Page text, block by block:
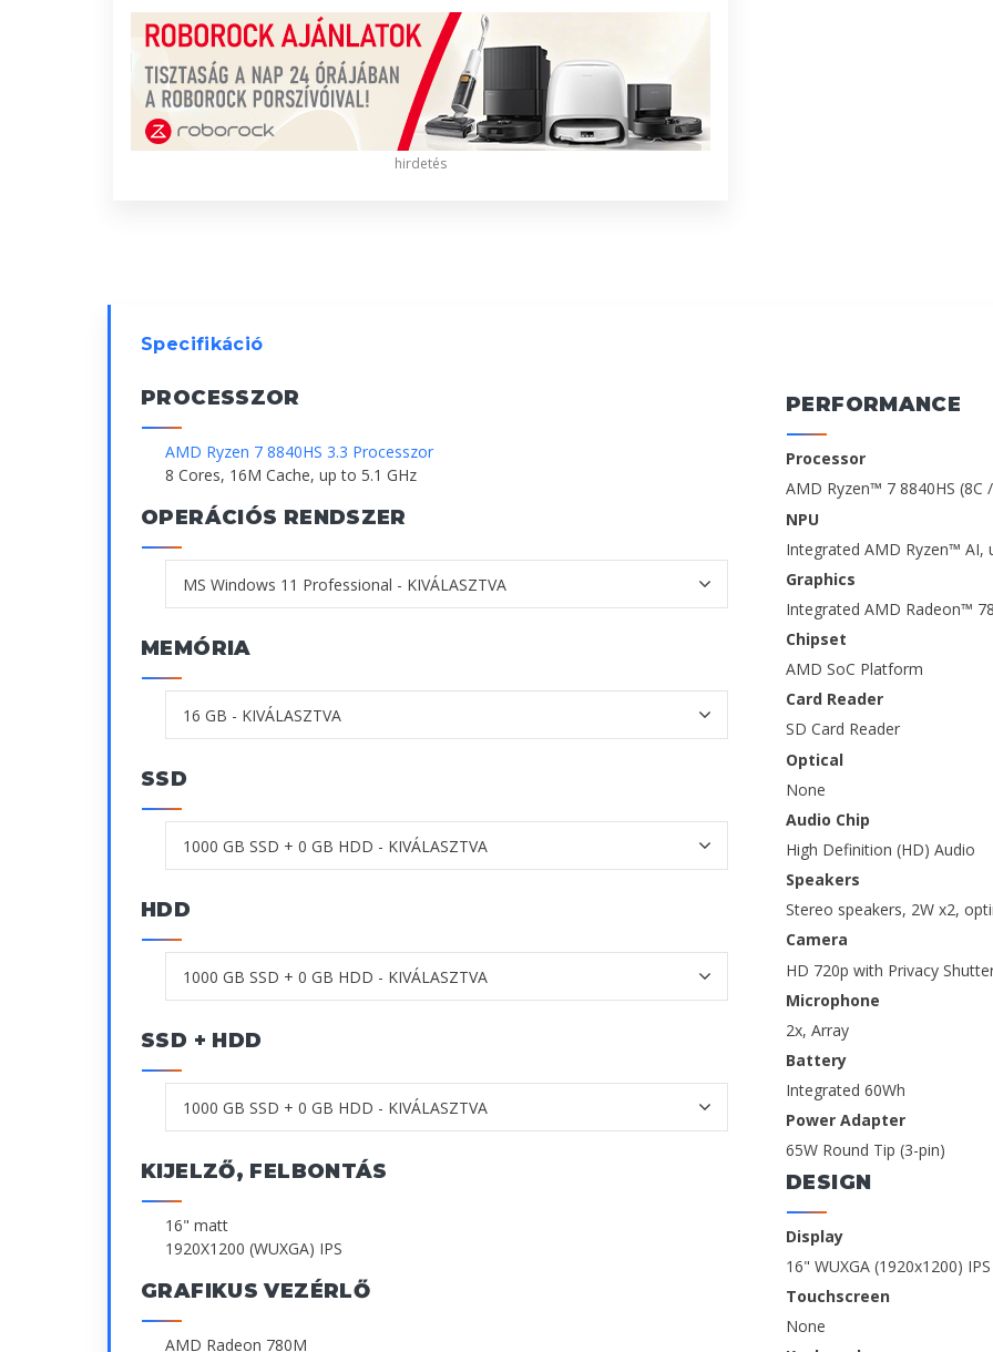
hirdetés
Specifikáció
PROCESSZOR
AMD Ryzen 7 8840HS 3.3 Processzor
8 Cores, 16M Cache, up to 5.1 GHz
OPERÁCIÓS RENDSZER
MEMÓRIA
SSD
HDD
SSD + HDD
KIJELZŐ, FELBONTÁS
16" matt
1920X1200 (WUXGA) IPS
GRAFIKUS VEZÉRLŐ
AMD Radeon 780M
PERFORMANCE
Processor
AMD Ryzen™ 7 8840HS
NPU
Integrated AMD Ryzen™ AI,
Graphics
Integrated AMD Radeon™
Chipset
AMD SoC Platform
Card Reader
SD Card Reader
Optical
None
Audio Chip
High Definition (HD) Audio
Speakers
Stereo speakers, 2W x2,
Camera
HD 720p with Privacy
Microphone
2x, Array
Battery
Integrated 60Wh
Power Adapter
65W Round Tip (3-pin)
DESIGN
Display
16" WUXGA (1920x1200)
Touchscreen
None